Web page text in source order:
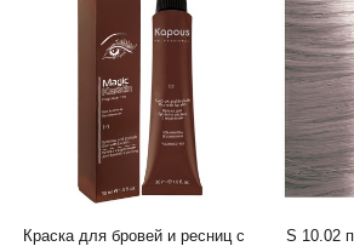
Краска для бровей и ресниц с
S 10.02